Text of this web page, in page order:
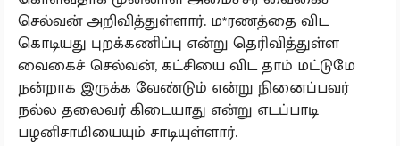
செல்வன் அறிவித்துள்ளார். ம*ரணத்தை விட
கொடியது புறக்கணிப்பு என்று தெரிவித்துள்ள
வைகைச் செல்வன், கட்சியை விட தாம் மட்டுமே
நன்றாக இருக்க வேண்டும் என்று நினைப்பவர்
நல்ல தலைவர் கிடையாது என்று எடப்பாடி
பழனிசாமியையும் சாடியுள்ளார்.